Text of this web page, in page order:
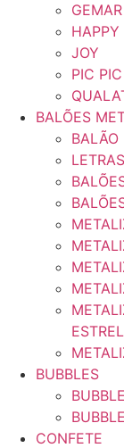
GEMAR
HAPPY
JOY
PIC PIC
BALÕES
BALÃO
BUBBLES
CONFETE